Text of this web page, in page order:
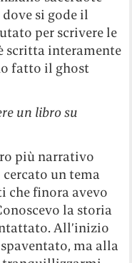
si gode il
per scrivere le
scritta interamente
fatto il ghost
un libro su
più narrativo
un tema
che finora avevo
la storia
All’inizio
ma alla